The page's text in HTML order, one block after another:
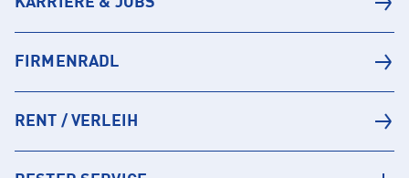
FIRMENRADL
RENT / VERLEIH